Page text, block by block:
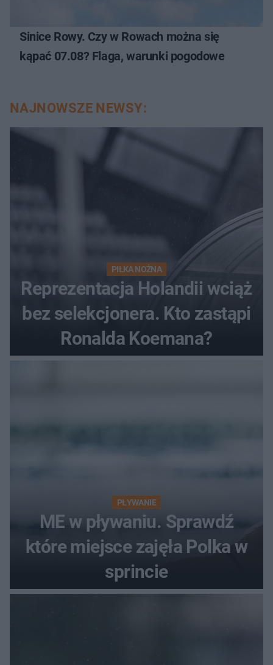
Sinice Rowy. Czy w Rowach można się
kąpać 07.08? Flaga, warunki pogodowe
NAJNOWSZE NEWSY:
PIŁKA NOŻNA
Reprezentacja Holandii wciąż
bez selekcjonera. Kto zastąpi
Ronalda Koemana?
PŁYWANIE
ME w pływaniu. Sprawdź
które miejsce zajęła Polka w
sprincie